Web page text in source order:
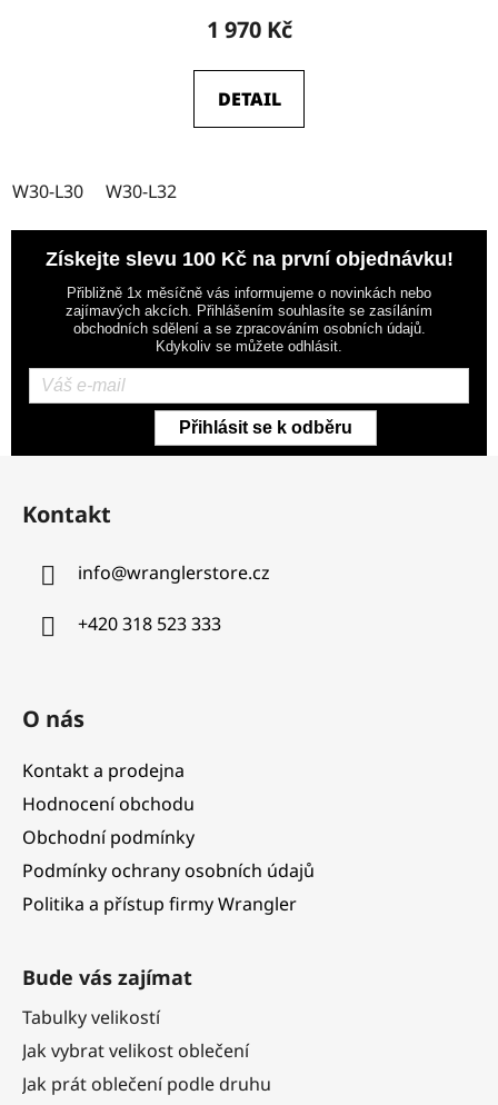
1 970 Kč
DETAIL
W30-L30 W30-L32
Získejte slevu 100 Kč na první objednávku!
Přibližně 1x měsíčně vás informujeme o novinkách nebo
zajímavých akcích. Přihlášením souhlasíte se zasíláním
obchodních sdělení a se zpracováním osobních údajů.
Kdykoliv se můžete odhlásit.
Přihlásit se k odběru
Z
Kontakt
info@wranglerstore.cz
+420 318 523 333
O nás
Kontakt a prodejna
Hodnocení obchodu
Obchodní podmínky
Podmínky ochrany osobních údajů
Politika a přístup firmy Wrangler
Bude vás zajímat
Tabulky velikostí
Jak vybrat velikost oblečení
Jak prát oblečení podle druhu